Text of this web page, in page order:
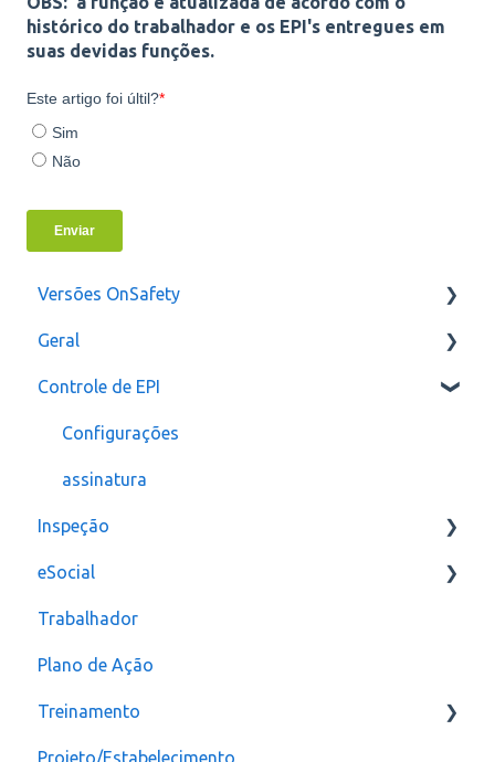
histórico do trabalhador e os EPI's entregues em
suas devidas funções.
Versões OnSafety
Última Versão
Versões anteriores
Geral
Usuários
Controle de EPI
Configurações
assinatura
Inspeção
Relatórios e Indicadores
Inspeção Visual
Plano de ação
Checklist
eSocial
Erros
Criação
CAT
Trabalhador
Plano de Ação
Treinamento